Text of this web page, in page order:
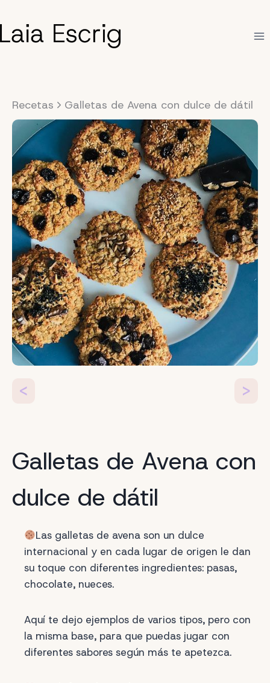
al
contenido
Recetas Galletas de Avena con dulce de dátil
< >
Galletas de Avena con
dulce de dátil
Las galletas de avena son un dulce
internacional y en cada lugar de origen le dan
su toque con diferentes ingredientes: pasas,
chocolate, nueces.
Aquí te dejo ejemplos de varios tipos, pero con
la misma base, para que puedas jugar con
diferentes sabores según más te apetezca.